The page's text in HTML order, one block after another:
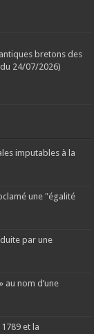
bretons des
24/07/2026)
imputables à la
une "égalité
par une
au nom d’une
et la